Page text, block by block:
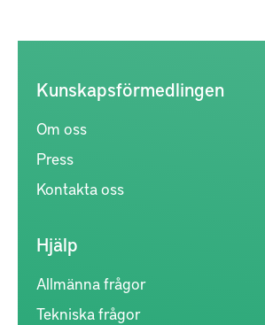
Kunskapsförmedlingen
Om oss
Press
Kontakta oss
Hjälp
Allmänna frågor
Tekniska frågor